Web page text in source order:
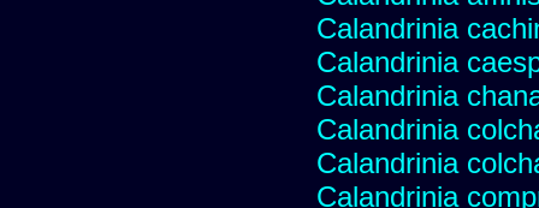
Calandrinia
Calandrinia
Calandrinia
Calandrinia
Calandrinia
Calandrinia